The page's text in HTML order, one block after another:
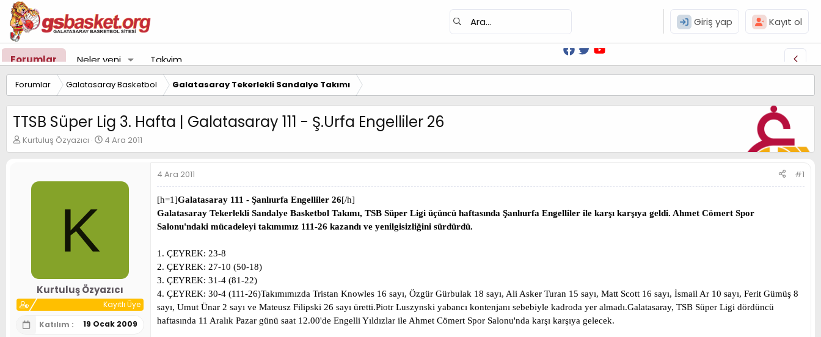
Giriş yap Kayıt ol
Forumlar Neler yeni Takvim
Forumlar Galatasaray Basketbol Galatasaray Tekerlekli Sandalye Takımı
TTSB Süper Lig 3. Hafta | Galatasaray 111 - Ş.Urfa Engelliler 26
K
o
Kurtuluş Özyazıcı
B
a
a
h
i
4 Ara 2011
K
Kurtuluş Özyazıcı
Kayıtlı Üye
Katılım
19 Ocak 2009
4 Ara 2011 #1
[h=1]Galatasaray 111 - Şanlıurfa Engelliler 26[/h]
Galatasaray Tekerlekli Sandalye Basketbol Takımı, TSB Süper Ligi üçüncü haftasında Şanlıurfa Engelliler ile karşı karşıya geldi. Ahmet Cömert Spor
Salonu'ndaki mücadeleyi takımımız 111-26 kazandı ve yenilgisizliğini sürdürdü.
1. ÇEYREK: 23-8
2. ÇEYREK: 27-10 (50-18)
3. ÇEYREK: 31-4 (81-22)
4. ÇEYREK: 30-4 (111-26)Takımımızda Tristan Knowles 16 sayı, Özgür Gürbulak 18 sayı, Ali Asker Turan 15 sayı, Matt Scott 16 sayı, İsmail Ar 10 sayı, Ferit Gümüş 8
sayı, Umut Ünar 2 sayı ve Mateusz Filipski 26 sayı üretti.Piotr Luszynski yabancı kontenjanı sebebiyle kadroda yer almadı.Galatasaray, TSB Süper Ligi dördüncü
haftasında 11 Aralık Pazar günü saat 12.00'de Engelli Yıldızlar ile Ahmet Cömert Spor Salonu'nda karşı karşıya gelecek.